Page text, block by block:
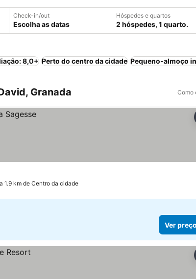
Check-in/out
Escolha as datas
Hóspedes e quartos
2 hóspedes, 1 quarto.
8,0+ Perto do centro da cidade Pequeno-almoço
Granada Como
a 1.9 km de Centro da cidade
Ver